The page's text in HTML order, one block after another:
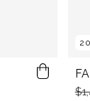
20